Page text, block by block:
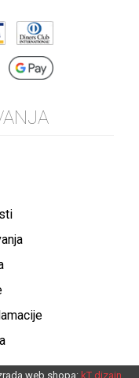
web shopa: kT dizajn